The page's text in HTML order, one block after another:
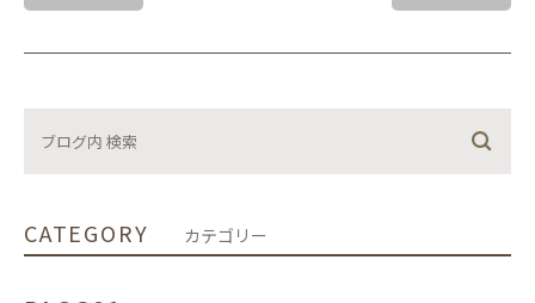
CATEGORY カテゴリー